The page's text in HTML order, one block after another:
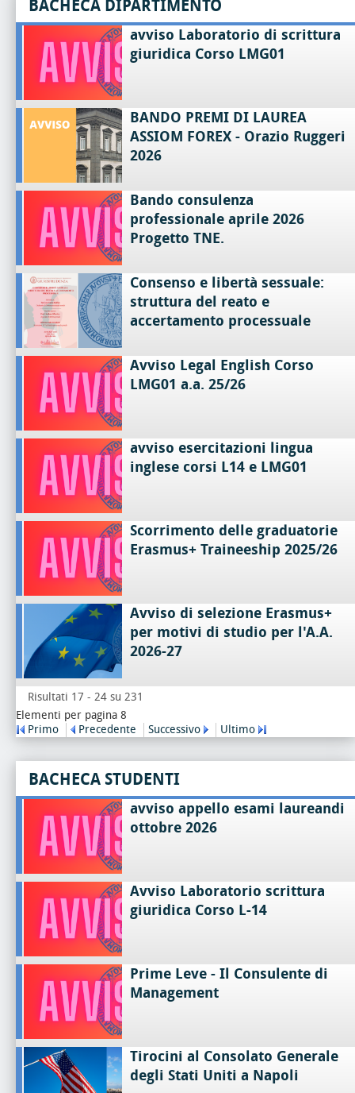
BACHECA DIPARTIMENTO
avviso Laboratorio di scrittura
giuridica Corso LMG01
BANDO PREMI DI LAUREA
ASSIOM FOREX - Orazio Ruggeri
2026
Bando consulenza
professionale aprile 2026
Progetto TNE.
Consenso e libertà sessuale:
struttura del reato e
accertamento processuale
Avviso Legal English Corso
LMG01 a.a. 25/26
avviso esercitazioni lingua
inglese corsi L14 e LMG01
Scorrimento delle graduatorie
Erasmus+ Traineeship 2025/26
Avviso di selezione Erasmus+
per motivi di studio per l'A.A.
2026-27
Risultati 17 - 24 su 231
Elementi per pagina 8
Primo
Precedente Successivo Ultimo
BACHECA STUDENTI
avviso appello esami laureandi
ottobre 2026
Avviso Laboratorio scrittura
giuridica Corso L-14
Prime Leve - Il Consulente di
Management
Tirocini al Consolato Generale
degli Stati Uniti a Napoli